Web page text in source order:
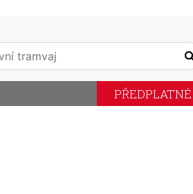
PŘEDPLATNÉ